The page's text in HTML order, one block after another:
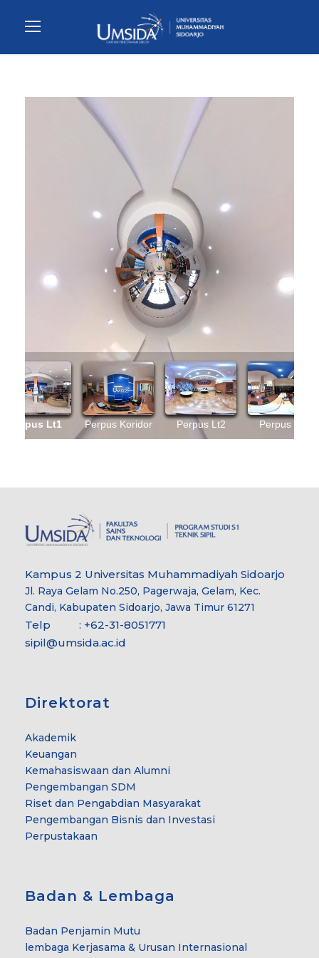
Kampus 2 Universitas Muhammadiyah Sidoarjo
Jl. Raya Gelam No.250, Pagerwaja, Gelam, Kec.
Candi, Kabupaten Sidoarjo, Jawa Timur 61271
Telp : +62-31-8051771
sipil@umsida.ac.id
Direktorat
Akademik
Keuangan
Kemahasiswaan dan Alumni
Pengembangan SDM
Riset dan Pengabdian Masyarakat
Pengembangan Bisnis dan Investasi
Perpustakaan
Badan & Lembaga
Badan Penjamin Mutu
lembaga Kerjasama & Urusan Internasional